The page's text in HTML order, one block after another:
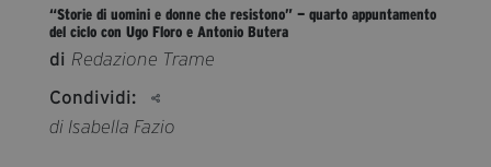
segreteria@tramefestival.it
info@tramefestival.it
“Storie di uomini e donne che resistono” — quarto appuntamento
del ciclo con Ugo Floro e Antonio Butera
di Redazione Trame
Condividi:
di Isabella Fazio